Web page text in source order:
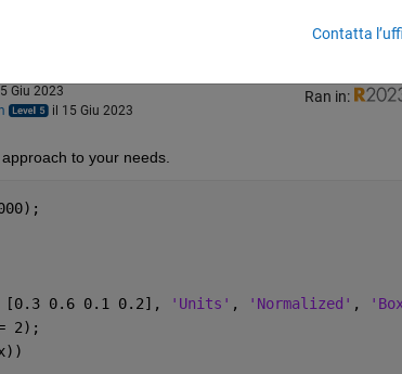
Giu 2023
il 15 Giu 2023
Ran in:
to your needs.
[0.3 0.6 0.1 0.2], 'Units' , 'Normalized' ,
2);
Contatta